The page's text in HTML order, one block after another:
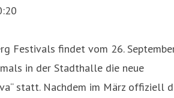
Festivals findet vom 26.
in der Stadthalle die neue
statt. Nachdem im März offiziell